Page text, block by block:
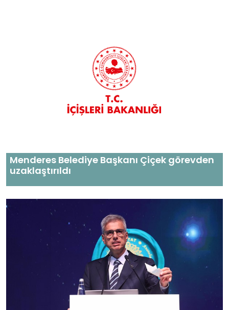
Menderes Belediye Başkanı Çiçek görevden
uzaklaştırıldı